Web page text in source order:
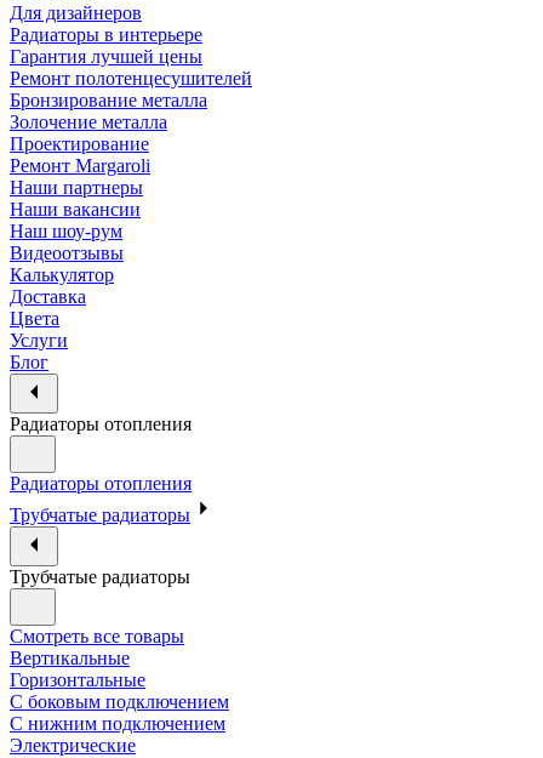
Для дизайнеров
Радиаторы в интерьере
Гарантия лучшей цены
Ремонт полотенцесушителей
Бронзирование металла
Золочение металла
Проектирование
Ремонт Margaroli
Наши партнеры
Наши вакансии
Наш шоу-рум
Видеоотзывы
Калькулятор
Доставка
Цвета
Услуги
Блог
Радиаторы отопления
Радиаторы отопления
Трубчатые радиаторы
Трубчатые радиаторы
Смотреть все товары
Вертикальные
Горизонтальные
С боковым подключением
С нижним подключением
Электрические